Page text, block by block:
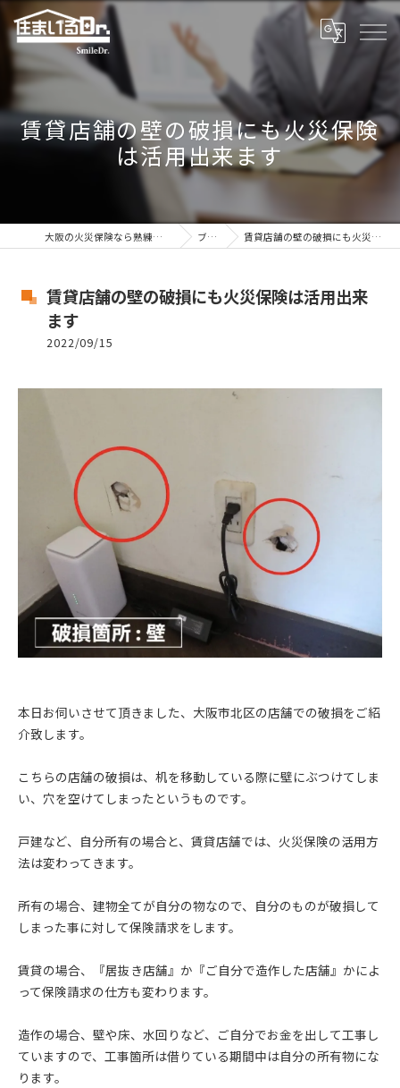
賃貸店舗の壁の破損にも火災保険
は活用出来ます
大阪の火災保険なら熟練の住まいるドクター ブログ 賃貸店舗の壁の破損にも火災保険は活用出来ます
賃貸店舗の壁の破損にも火災保険は活用出来
ます
2022/09/15
本日お伺いさせて頂きました、大阪市北区の店舗での破損をご紹
介致します。
こちらの店舗の破損は、机を移動している際に壁にぶつけてしま
い、穴を空けてしまったというものです。
戸建など、自分所有の場合と、賃貸店舗では、火災保険の活用方
法は変わってきます。
所有の場合、建物全てが自分の物なので、自分のものが破損して
しまった事に対して保険請求をします。
賃貸の場合、『居抜き店舗』か『ご自分で造作した店舗』かによ
って保険請求の仕方も変わります。
造作の場合、壁や床、水回りなど、ご自分でお金を出して工事し
ていますので、工事箇所は借りている期間中は自分の所有物にな
ります。